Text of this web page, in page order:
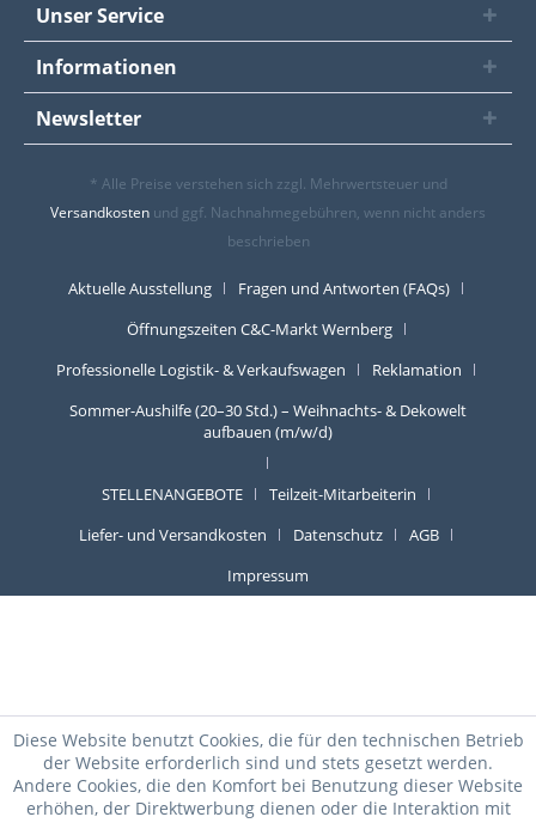
Unser Service
Informationen
Newsletter
* Alle Preise verstehen sich zzgl. Mehrwertsteuer und
Versandkosten und ggf. Nachnahmegebühren, wenn nicht anders
beschrieben
Aktuelle Ausstellung
Fragen und Antworten (FAQs)
Öffnungszeiten C&C-Markt Wernberg
Professionelle Logistik- & Verkaufswagen
Reklamation
Sommer-Aushilfe (20–30 Std.) – Weihnachts- & Dekowelt
aufbauen (m/w/d)
STELLENANGEBOTE
Teilzeit-Mitarbeiterin
Liefer- und Versandkosten
Datenschutz
AGB
Impressum
Diese Website benutzt Cookies, die für den technischen Betrieb
der Website erforderlich sind und stets gesetzt werden.
Andere Cookies, die den Komfort bei Benutzung dieser Website
erhöhen, der Direktwerbung dienen oder die Interaktion mit